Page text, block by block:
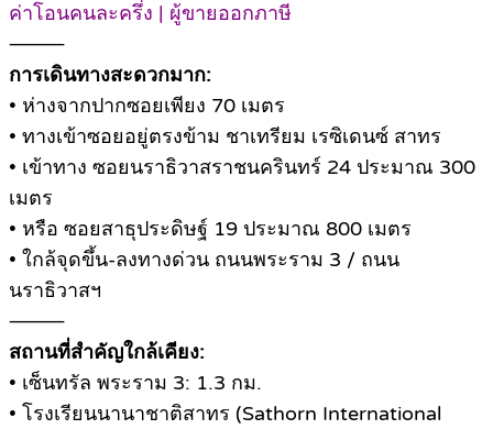
ค่าโอนคนละครึ่ง | ผู้ขายออกภาษี
⸻
การเดินทางสะดวกมาก:
• ห่างจากปากซอยเพียง 70 เมตร
• ทางเข้าซอยอยู่ตรงข้าม ชาเทรียม เรซิเดนซ์ สาทร
• เข้าทาง ซอยนราธิวาสราชนครินทร์ 24 ประมาณ 300
เมตร
• หรือ ซอยสาธุประดิษฐ์ 19 ประมาณ 800 เมตร
• ใกล้จุดขึ้น-ลงทางด่วน ถนนพระราม 3 / ถนน
นราธิวาสฯ
⸻
สถานที่สำคัญใกล้เคียง:
• เซ็นทรัล พระราม 3: 1.3 กม.
• โรงเรียนนานาชาติสาทร (Sathorn International